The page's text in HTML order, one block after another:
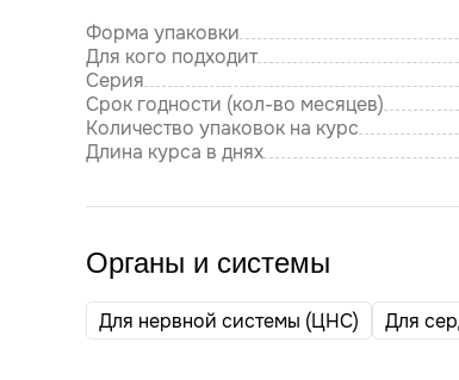
Форма упаковки
Для кого подходит
Серия
Срок годности (кол-во месяцев)
Количество упаковок на курс
Длина курса в днях
Органы и системы
Для нервной системы (ЦНС) Для